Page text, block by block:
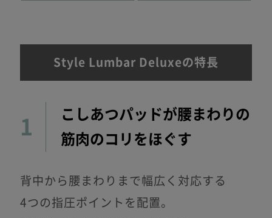
Style Lumbar Deluxeの特長
1
こしあつパッドが腰まわりの
筋肉のコリをほぐす
背中から腰まわりまで幅広く対応する
4つの指圧ポイントを配置。